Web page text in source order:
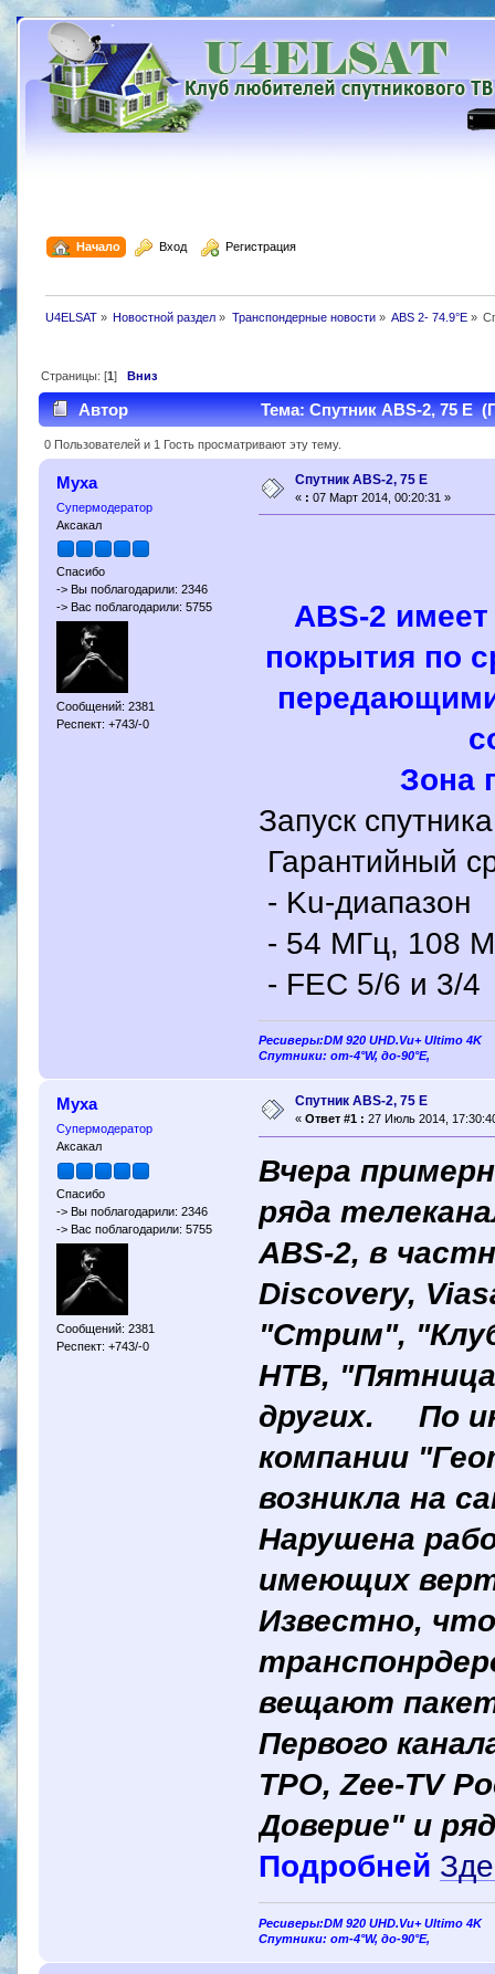
Начало Вход Регистрация
U4ELSAT» Новостной раздел » Транспондерные новости» ABS 2- 74.9°E»
Страницы: [1] Вниз
Автор Тема: Спутник ABS-2, 75 Е
0 Пользователей и 1 Гость просматривают эту тему.
Муха
Супермодератор
Аксакал
Спасибо
-> Вы поблагодарили: 2346
-> Вас поблагодарили: 5755
Сообщений: 2381
Респект: +743/-0
Спутник ABS-2, 75 Е
« : 07 Март 2014, 00:20:31 »
ABS-2
покрытия по
Зона
Запуск
Гарантийный
- Ku-диапазон
- 54 МГц, 108
- FEC 5/6 и 3/4
Ресиверы:DM 920 UHD.Vu+ Ultimo 4K
Спутники: от-4°W, до-90°E,
Муха
Супермодератор
Аксакал
Спасибо
-> Вы поблагодарили: 2346
-> Вас поблагодарили: 5755
Сообщений: 2381
Респект: +743/-0
Спутник ABS-2, 75 Е
« Ответ #1 : 27 Июль 2014,
Вчера
ряда
ABS-2, в
Discovery,
"Стрим",
НТВ,
других. По
компании
возникла на
Нарушена
имеющих
Известно,
вещают
Первого
ТРО, Zee-TV
Доверие" и
Подробней
Ресиверы:DM 920 UHD.Vu+ Ultimo 4K
Спутники: от-4°W, до-90°E,